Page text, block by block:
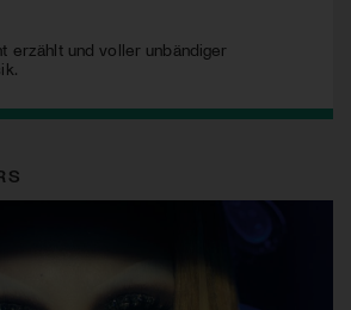
erzählt und voller unbändiger